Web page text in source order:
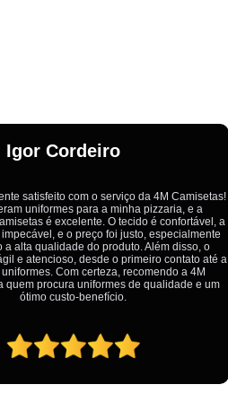
Igor Cordeiro
satisfeito com o serviço da 4M Camisetas!
uniformes para a minha pizzaria, e a
é excelente. O tecido é confortável, a
e o preço foi justo, especialmente
a alta qualidade do produto. Além disso, o
e atencioso, desde o primeiro contato até a
Com certeza, recomendo a 4M
quem procura uniformes de qualidade e um
ótimo custo-benefício.